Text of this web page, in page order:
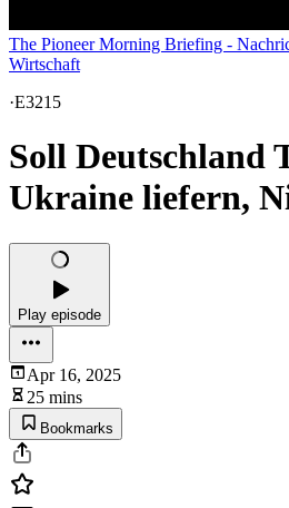
The Pioneer Morning Briefing -
Wirtschaft
·E3215
Soll Deutschland
Ukraine liefern,
Play episode
Apr 16, 2025
25 mins
Bookmarks